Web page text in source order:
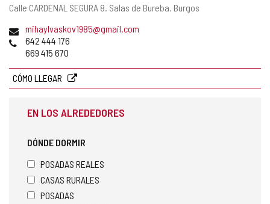
Dirección
Calle CARDENAL SEGURA 8. Salas de Bureba. Burgos
Dirección
de
correo
mihaylvaskov1985@gmail.com
Teléfonos
642 444 176
669 415 670
CÓMO LLEGAR
EN LOS ALREDEDORES
DÓNDE DORMIR
POSADAS REALES
CASAS RURALES
POSADAS